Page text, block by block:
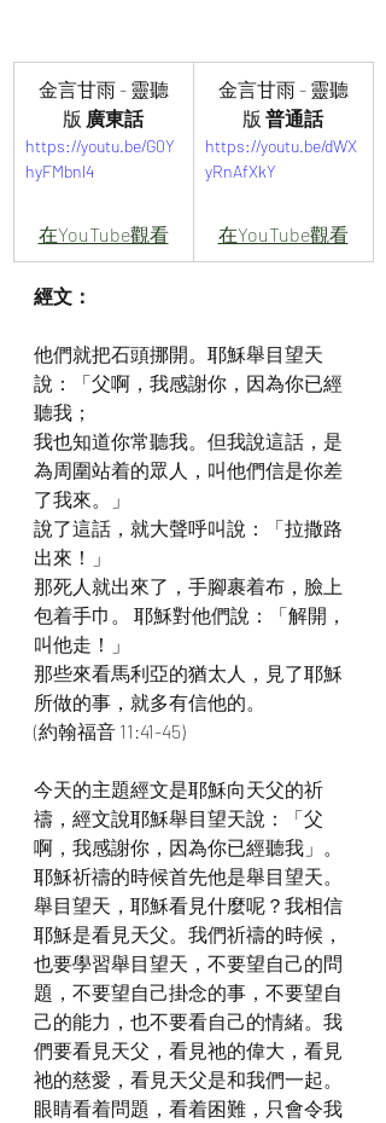
金言甘雨 - 靈聽
版 廣東話
https://youtu.be/G0Y
hyFMbnl4
在YouTube觀看
金言甘雨 - 靈聽
版 普通話
https://youtu.be/dWX
yRnAfXkY
在YouTube觀看
經文：
他們就把石頭挪開。耶穌舉目望天
說：「父啊，我感謝你，因為你已經
聽我；
我也知道你常聽我。但我說這話，是
為周圍站着的眾人，叫他們信是你差
了我來。」
說了這話，就大聲呼叫說：「拉撒路
出來！」
那死人就出來了，手腳裹着布，臉上
包着手巾。 耶穌對他們說：「解開，
叫他走！」
那些來看馬利亞的猶太人，見了耶穌
所做的事，就多有信他的。
(約翰福音 11:41-45)
今天的主題經文是耶穌向天父的祈
禱，經文說耶穌舉目望天說：「父
啊，我感謝你，因為你已經聽我」。
耶穌祈禱的時候首先他是舉目望天。
舉目望天，耶穌看見什麼呢？我相信
耶穌是看見天父。我們祈禱的時候，
也要學習舉目望天，不要望自己的問
題，不要望自己掛念的事，不要望自
己的能力，也不要看自己的情緒。我
們要看見天父，看見祂的偉大，看見
祂的慈愛，看見天父是和我們一起。
眼睛看着問題，看着困難，只會令我